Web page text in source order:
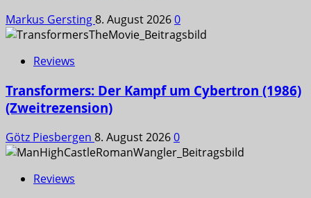
Markus Gersting8. August 20260
Reviews
Transformers: Der Kampf um Cybertron (1986)
(Zweitrezension)
Götz Piesbergen 8. August 20260
Reviews